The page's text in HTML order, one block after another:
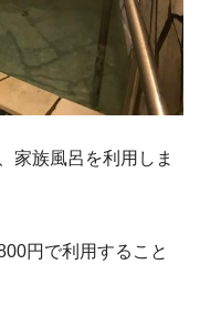
家族風呂を利用しま
円で利用すること